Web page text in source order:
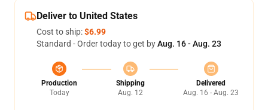
Deliver to United States
Cost to ship:$6.99
Standard - Order today to get byAug. 16 - Aug. 23
Production
Today
Shipping
Aug. 12
Delivered
Aug. 16 - Aug. 23